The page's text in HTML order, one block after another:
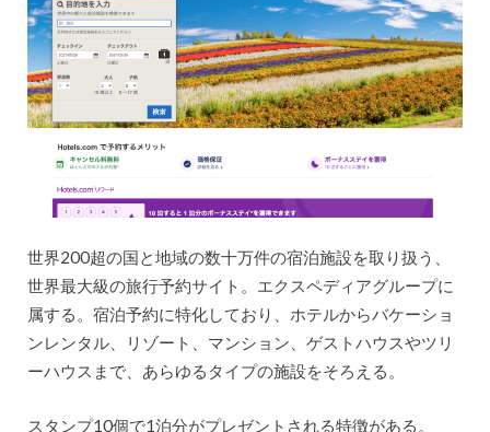
世界200超の国と地域の数十万件の宿泊施設を取り扱う、
世界最大級の旅行予約サイト。エクスペディアグループに
属する。宿泊予約に特化しており、ホテルからバケーショ
ンレンタル、リゾート、マンション、ゲストハウスやツリ
ーハウスまで、あらゆるタイプの施設をそろえる。
スタンプ10個で1泊分がプレゼントされる特徴がある。